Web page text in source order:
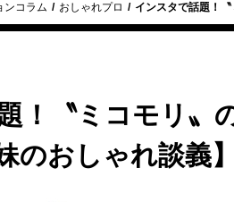
ンコラム おしゃれプロ インスタで話題！
！〝ミコモリ〟
のおしゃれ談義】